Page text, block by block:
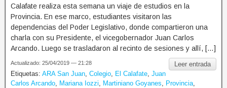
Calafate realiza esta semana un viaje de estudios en la
Provincia. En ese marco, estudiantes visitaron las
dependencias del Poder Legislativo, donde compartieron una
charla con su Presidente, el vicegobernador Juan Carlos
Arcando. Luego se trasladaron al recinto de sesiones y allí, […]
Leer entrada
Actualizado: 25/04/2019 — 21:28
Etiquetas: ARA San Juan Colegio El Calafate Juan
Carlos Arcando
Mariana Iozzi Martiniano Goyanes Provincia